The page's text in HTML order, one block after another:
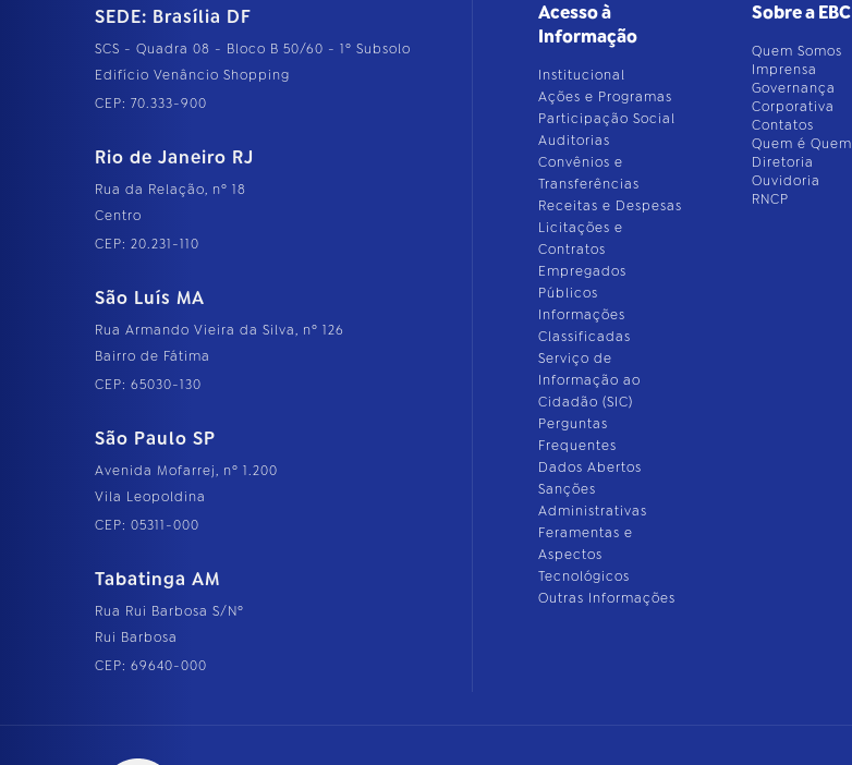
SEDE: Brasília DF
SCS - Quadra 08 - Bloco B 50/60 - 1º Subsolo
Edifício Venâncio Shopping
CEP: 70.333-900
Rio de Janeiro RJ
Rua da Relação, nº 18
Centro
CEP: 20.231-110
São Luís MA
Rua Armando Vieira da Silva, nº 126
Bairro de Fátima
CEP: 65030-130
São Paulo SP
Avenida Mofarrej, nº 1.200
Vila Leopoldina
CEP: 05311-000
Tabatinga AM
Rua Rui Barbosa S/Nº
Rui Barbosa
CEP: 69640-000
Acesso à
Informação
Institucional
Ações e Programas
Participação Social
Auditorias
Convênios e
Transferências
Receitas e Despesas
Licitações e
Contratos
Empregados
Públicos
Informações
Classificadas
Serviço de
Informação ao
Cidadão (SIC)
Perguntas
Frequentes
Dados Abertos
Sanções
Administrativas
Feramentas e
Aspectos
Tecnológicos
Outras Informações
Sobre a EBC
Quem Somos
Imprensa
Governança
Corporativa
Contatos
Quem é Quem
Diretoria
Ouvidoria
RNCP